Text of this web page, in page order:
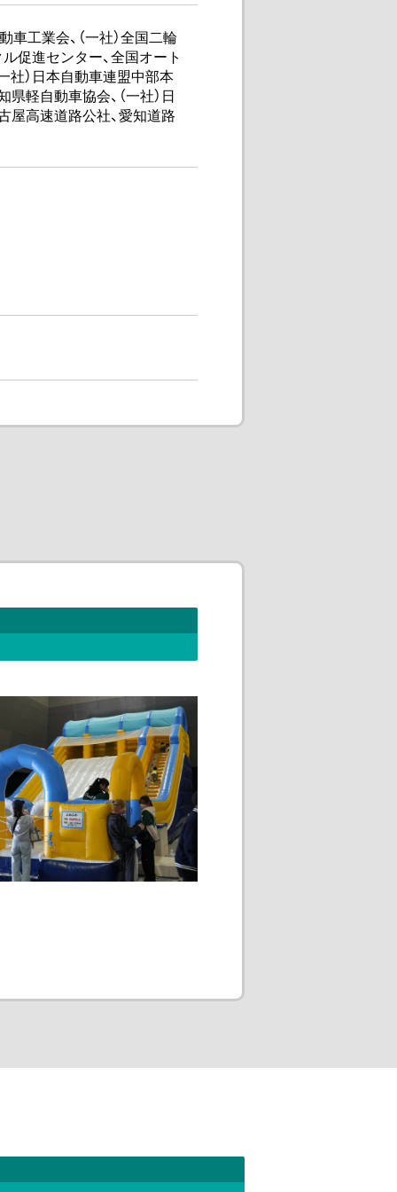
車工業会、（一社）全国二輪
ル促進センター、全国オート
社）日本自動車連盟中部本
県軽自動車協会、（一社）日
屋高速道路公社、愛知道路